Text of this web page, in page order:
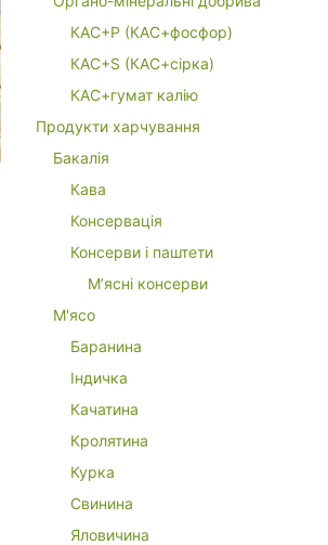
КАС+P (КАС+фосфор)
КАС+S (КАС+сірка)
КАС+гумат калію
Продукти харчування
Бакалія
Кава
Консервація
Консерви і паштети
М’ясні консерви
М'ясо
Баранина
Індичка
Качатина
Кролятина
Курка
Свинина
Яловичина